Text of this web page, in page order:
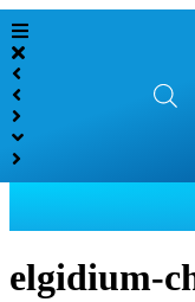
elgidium-